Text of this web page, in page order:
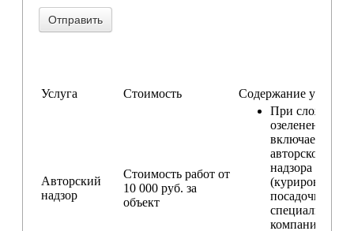
Услуга Стоимость Содержание услуги
Авторский
надзор
Стоимость работ от
10 000 руб. за
объект
При сложном
озеленении
включаем
авторского
надзора
(курирование
посадочных
специалистом
компании) —